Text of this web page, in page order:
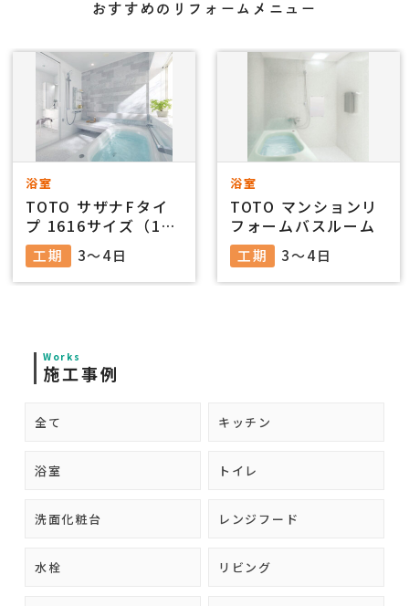
おすすめのリフォームメニュー
浴室
TOTO サザナFタイ
プ 1616サイズ（1
坪）
工期 3～4日
浴室
TOTO マンションリ
フォームバスルーム
工期 3～4日
Works
施工事例
全て キッチン
浴室 トイレ
洗面化粧台 レンジフード
水栓 リビング